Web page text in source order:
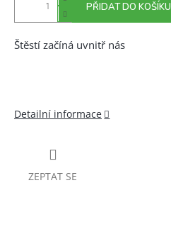
PŘIDAT DO KOŠÍKU
Štěstí začíná uvnitř nás
Detailní informace
ZEPTAT SE